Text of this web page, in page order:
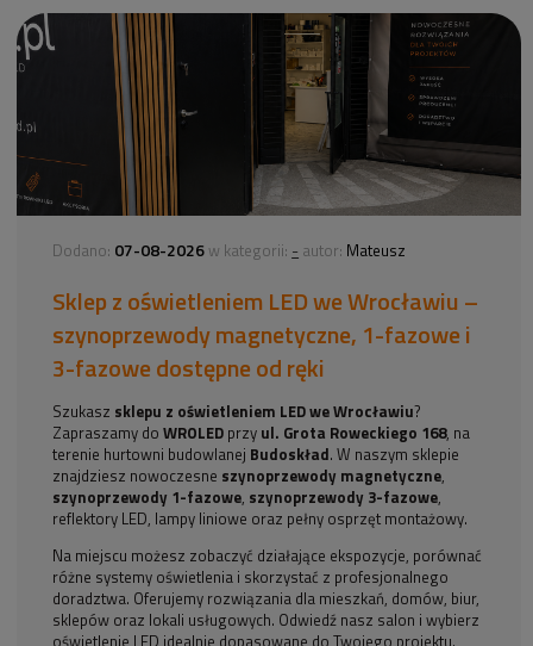
Dodano: 07-08-2026 w kategorii: - autor: Mateusz
Sklep z oświetleniem LED we Wrocławiu –
szynoprzewody magnetyczne, 1-fazowe i
3-fazowe dostępne od ręki
Szukasz sklepu z oświetleniem LED we Wrocławiu?
Zapraszamy doWROLED przy ul. Grota Roweckiego 168, na
terenie hurtowni budowlanej Budoskład. W naszym sklepie
znajdziesz nowoczesne szynoprzewody magnetyczne,
szynoprzewody 1-fazowe, szynoprzewody 3-fazowe,
reflektory LED, lampy liniowe oraz pełny osprzęt montażowy.
Na miejscu możesz zobaczyć działające ekspozycje, porównać
różne systemy oświetlenia i skorzystać z profesjonalnego
doradztwa. Oferujemy rozwiązania dla mieszkań, domów, biur,
sklepów oraz lokali usługowych. Odwiedź nasz salon i wybierz